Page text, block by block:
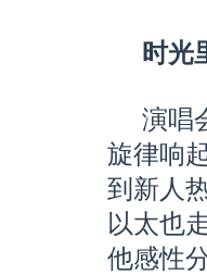
时光
演唱
旋律响
到新人
以太也
他感性